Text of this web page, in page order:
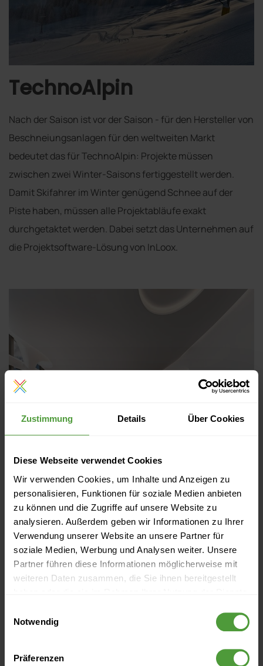
Zustimmung Details Über Cookies
Diese Webseite verwendet Cookies
Wir verwenden Cookies, um Inhalte und Anzeigen zu
personalisieren, Funktionen für soziale Medien anbieten
zu können und die Zugriffe auf unsere Website zu
analysieren. Außerdem geben wir Informationen zu Ihrer
Verwendung unserer Website an unsere Partner für
soziale Medien, Werbung und Analysen weiter. Unsere
Partner führen diese Informationen möglicherweise mit
weiteren Daten zusammen, die Sie ihnen bereitgestellt
Notwendig
Präferenzen
TechnoAlpin
Nach der Saison ist vor der Saison - für den Hersteller von
Beschneiungsanlagen für den weltweiten Markt
bedeutet das für TechnoAlpin: Projekte müssen
zwischen zwei Winter-Saisons fertiggestellt werden.
Damit Skifahrer im Winter genügend Schnee auf der
Piste haben, müssen alle Projektabläufe exakt
durchgetaktet werden. Dabei setzt das Unternehmen auf
die Projektsoftware-Lösung von InLoox.
Brückner Architekten
Die Elbphilharmonie musste einige Herausforderungen
im Projektmanagement meistern. Der Innenausbau des
Penthouses in der Elbphilharmonie wurde aber
plangenau innerhalb von nur 2 Jahren fertiggestellt -
dank der in InLoox erstellten minutiösen Projektplanung.
dann nach Hamburg transportiert und wurden dort quasi